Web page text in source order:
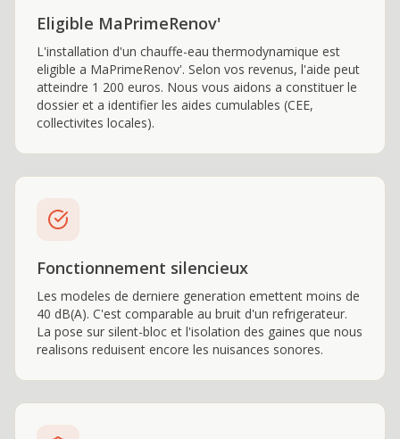
Eligible MaPrimeRenov'
L'installation d'un chauffe-eau thermodynamique est
eligible a MaPrimeRenov'. Selon vos revenus, l'aide peut
atteindre 1 200 euros. Nous vous aidons a constituer le
dossier et a identifier les aides cumulables (CEE,
collectivites locales).
Fonctionnement silencieux
Les modeles de derniere generation emettent moins de
40 dB(A). C'est comparable au bruit d'un refrigerateur.
La pose sur silent-bloc et l'isolation des gaines que nous
realisons reduisent encore les nuisances sonores.